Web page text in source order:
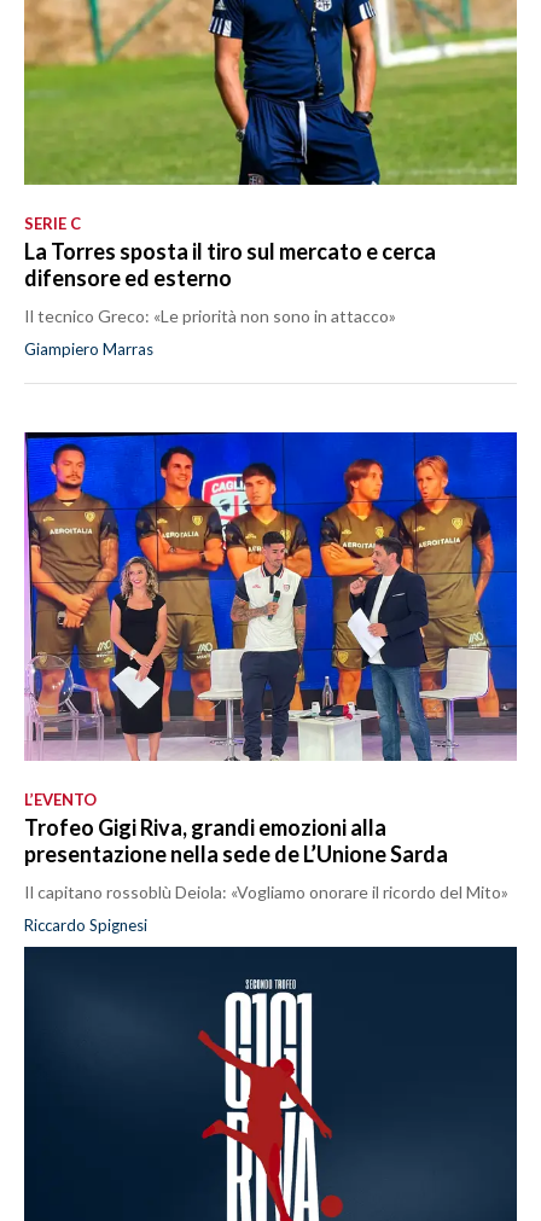
SERIE C
La Torres sposta il tiro sul mercato e cerca
difensore ed esterno
Il tecnico Greco: «Le priorità non sono in attacco»
Giampiero Marras
L’EVENTO
Trofeo Gigi Riva, grandi emozioni alla
presentazione nella sede de L’Unione Sarda
Il capitano rossoblù Deiola: «Vogliamo onorare il ricordo del Mito»
Riccardo Spignesi